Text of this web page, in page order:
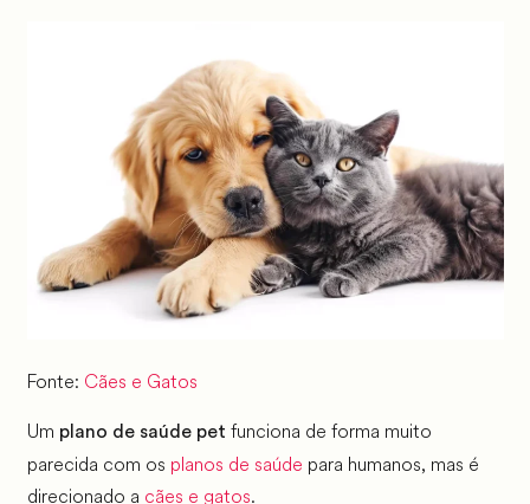
Fonte: Cães e Gatos
Um plano de saúde pet funciona de forma muito
parecida com os planos de saúde para humanos, mas é
direcionado a cães e gatos.